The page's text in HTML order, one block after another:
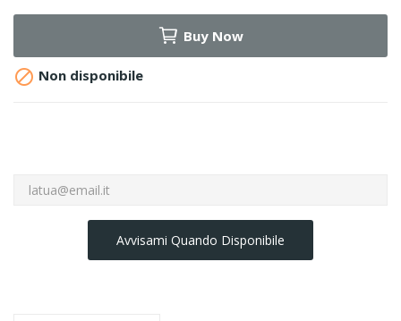
Buy Now
 Non disponibile
Avvisami Quando Disponibile